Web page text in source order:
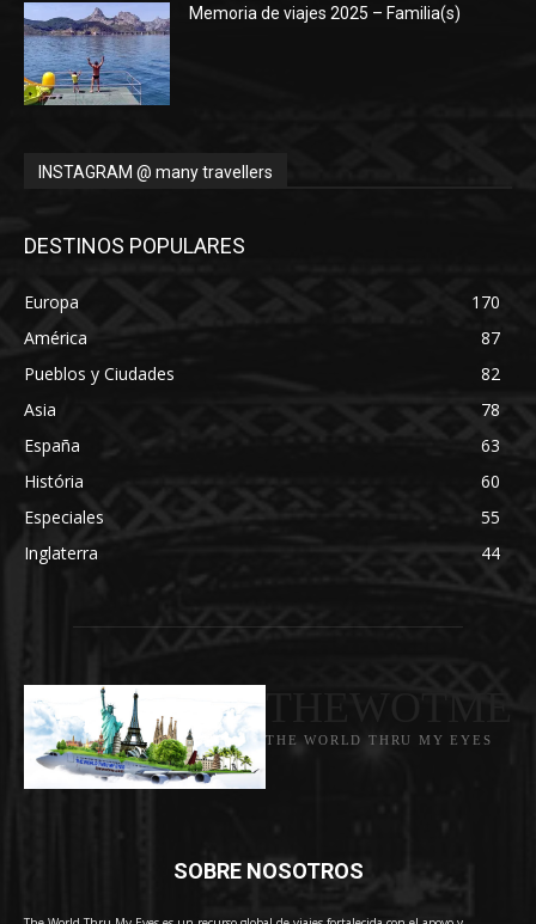
Memoria de viajes 2025 – Familia(s)
INSTAGRAM @ many travellers
DESTINOS POPULARES
Europa
170
América
87
Pueblos y Ciudades
82
Asia
78
España
63
História
60
Especiales
55
Inglaterra
44
THE WORLD THRU MY EYES
SOBRE NOSOTROS